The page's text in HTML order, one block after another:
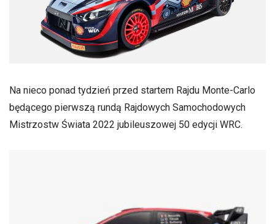
Na nieco ponad tydzień przed startem Rajdu Monte-Carlo
będącego pierwszą rundą Rajdowych Samochodowych
Mistrzostw Świata 2022 jubileuszowej 50 edycji WRC.